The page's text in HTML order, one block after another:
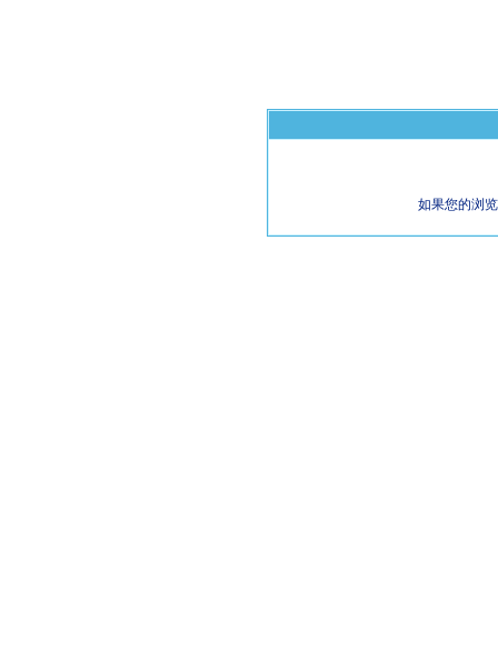
如果您的浏